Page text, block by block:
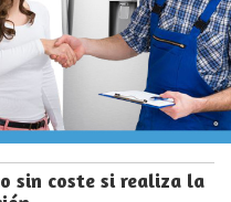
sin coste si realiza la